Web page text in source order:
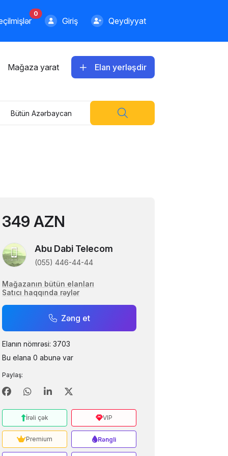
0
Giriş Qeydiyyat
Mağaza yarat Elan yerləşdir
Bütün Azərbaycan
349 AZN
Abu Dabi Telecom
(055) 446-44-44
Mağazanın bütün elanları
Satıcı haqqında rəylər
Zəng et
Elanın nömrəsi: 3703
Bu elana 0 abunə var
Paylaş:
İrəli çək VIP
Premium Rəngli